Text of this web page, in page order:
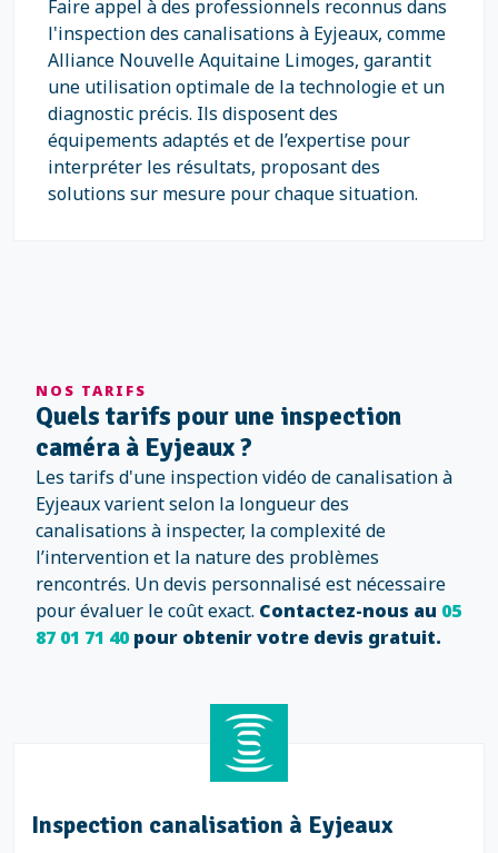
Faire appel à des professionnels reconnus dans
l'inspection des canalisations à Eyjeaux, comme
Alliance Nouvelle Aquitaine Limoges, garantit
une utilisation optimale de la technologie et un
diagnostic précis. Ils disposent des
équipements adaptés et de l’expertise pour
interpréter les résultats, proposant des
solutions sur mesure pour chaque situation.
NOS TARIFS
Quels tarifs pour une inspection
caméra à Eyjeaux ?
Les tarifs d'une inspection vidéo de canalisation à
Eyjeaux varient selon la longueur des
canalisations à inspecter, la complexité de
l’intervention et la nature des problèmes
rencontrés. Un devis personnalisé est nécessaire
pour évaluer le coût exact. Contactez-nous au 05
87 01 71 40pour obtenir votre devis gratuit.
Inspection canalisation à Eyjeaux